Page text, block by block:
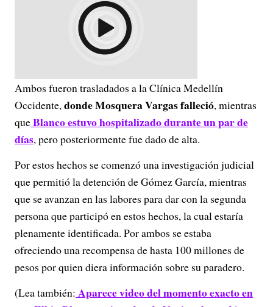
Ambos fueron trasladados a la Clínica Medellín
Occidente,donde Mosquera Vargas falleció, mientras
queBlanco estuvo hospitalizado durante un par de
días, pero posteriormente fue dado de alta.
Por estos hechos se comenzó una investigación judicial
que permitió la detención de Gómez García, mientras
que se avanzan en las labores para dar con la segunda
persona que participó en estos hechos, la cual estaría
plenamente identificada. Por ambos se estaba
ofreciendo una recompensa de hasta 100 millones de
pesos por quien diera información sobre su paradero.
(Lea también: Aparece video del momento exacto en